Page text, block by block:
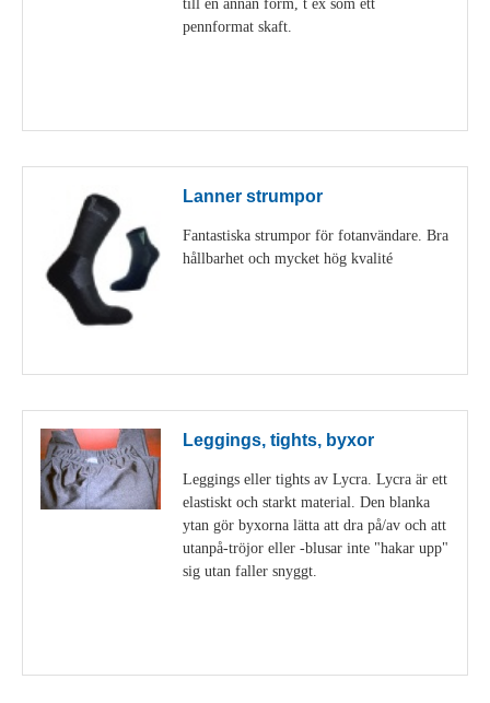
pennformat skaft.
Lanner strumpor
Fantastiska strumpor för fotanvändare. Bra
hållbarhet och mycket hög kvalité
Leggings, tights, byxor
Leggings eller tights av Lycra. Lycra är ett
elastiskt och starkt material. Den blanka
ytan gör byxorna lätta att dra på/av och att
utanpå-tröjor eller -blusar inte "hakar upp"
sig utan faller snyggt.